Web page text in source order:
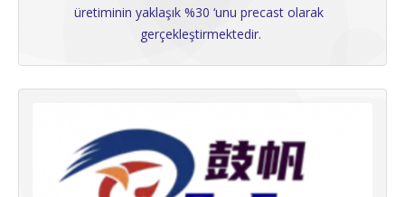
üretiminin yaklaşık %30 ‘unu precast olarak
gerçekleştirmektedir.